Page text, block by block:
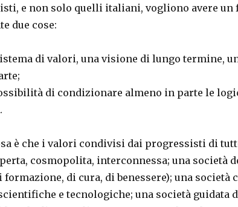
e non solo quelli italiani, vogliono avere un
due cose:
di valori, una visione di lungo termine,
di condizionare almeno in parte le
è che i valori condivisi dai progressisti di
cosmopolita, interconnessa; una società
di cura, di benessere); una società
e tecnologiche; una società guidata